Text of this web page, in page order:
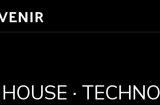
· TECHNO